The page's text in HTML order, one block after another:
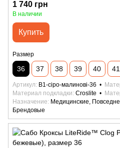
1 740 грн
В наличии
Купить
Размер
36 37 38 39 40 41
Артикул B1-сіро-малинові-36
Материал подкладки Croslite
Назначение
Медицинские,
Брендовые